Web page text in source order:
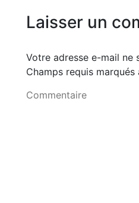
Laisser un
Votre adresse e-mail ne
Champs requis marqués
Commentaire